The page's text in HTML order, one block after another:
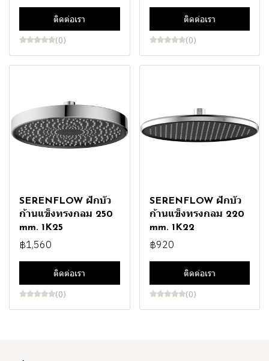
ติดต่อเรา
(0)
ติดต่อเรา
(0)
SERENFLOW ฝักบัว
ก้านแข็งทรงกลม 250
mm. 1K25
฿1,560
ติดต่อเรา
(0)
SERENFLOW ฝักบัว
ก้านแข็งทรงกลม 220
mm. 1K22
฿920
ติดต่อเรา
(0)